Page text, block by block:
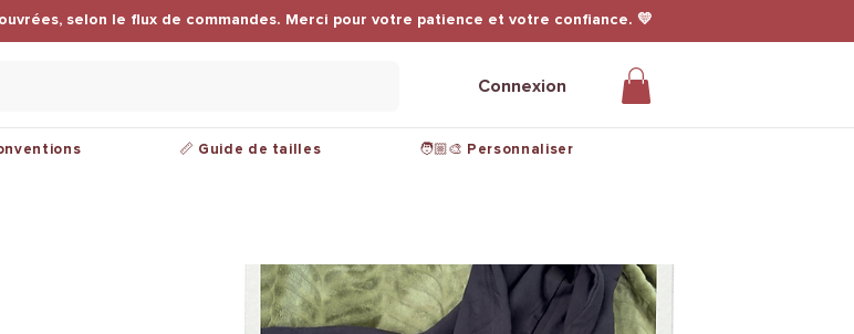
selon le flux de commandes. Merci pour votre patience et votre confiance. 💛
Connexion
📏 Guide de tailles 🧑🏼‍🎨 Personnaliser